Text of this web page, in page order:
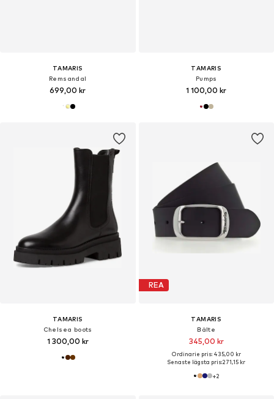
TAMARIS
Remsandal
699,00 kr
TAMARIS
Pumps
1 100,00 kr
TAMARIS
Chelsea boots
1 300,00 kr
REA
TAMARIS
Bälte
345,00 kr
Ordinarie pris: 435,00 kr
Senaste lägsta pris:271,15 kr
+2